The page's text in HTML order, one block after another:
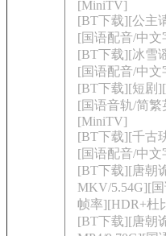
[MiniTV]
[BT下载][公主
[国语配音/中文
[BT下载][冰雪
[国语配音/中
[BT下载][短剧
[国语音轨/简繁
[MiniTV]
[BT下载][千古
[国语配音/中
[BT下载][唐朝
MKV/5.54G][
帧率][HDR+杜
[BT下载][唐朝